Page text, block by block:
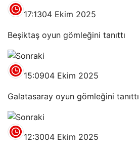
17:1304 Ekim 2025
Beşiktaş oyun gömleğini tanıttı
15:0904 Ekim 2025
Galatasaray oyun gömleğini tanıttı
12:3004 Ekim 2025